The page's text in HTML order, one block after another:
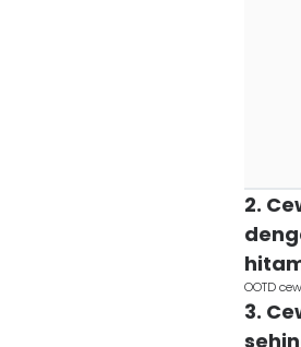
2.
OOTD
3.